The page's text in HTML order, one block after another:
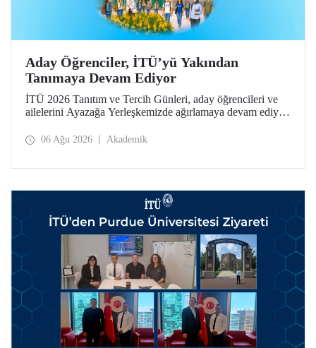
Aday Öğrenciler, İTÜ’yü Yakından
Tanımaya Devam Ediyor
İTÜ 2026 Tanıtım ve Tercih Günleri, aday öğrencileri ve
ailelerini Ayazağa Yerleşkemizde ağırlamaya devam ediyor.
ilgili fakülte ve birimler adaylara bilgi vermeye devam
06 Ağu 2026 Akademik